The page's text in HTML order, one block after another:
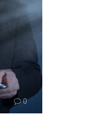
0